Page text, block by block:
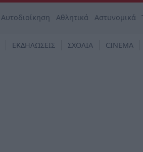
Αυτοδιοίκηση Αθλητικά Αστυνομικά
ΕΚΔΗΛΩΣΕΙΣ ΣΧΟΛΙΑ CINEMA